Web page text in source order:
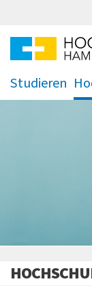
Studieren
. .